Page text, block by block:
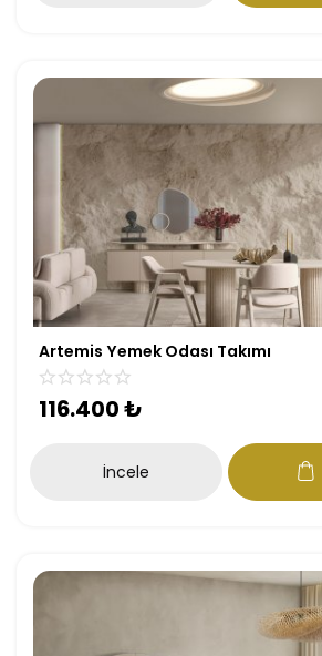
Artemis Yemek Odası Takımı
116.400₺
İncele